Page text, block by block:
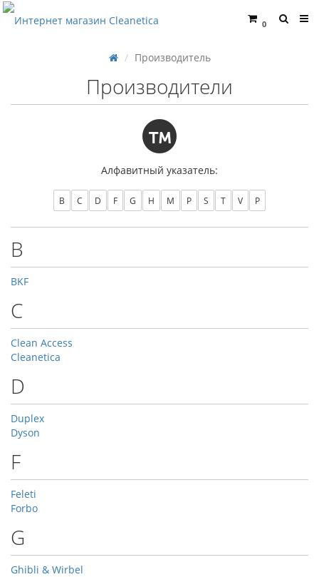
0
Производитель
Производители
Алфавитный указатель:
B C D F G H M P S T V Р
B
BKF
C
Clean Access
Cleanetica
D
Duplex
Dyson
F
Feleti
Forbo
G
Ghibli & Wirbel